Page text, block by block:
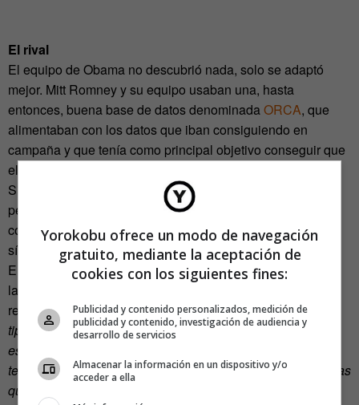
El rival
El equipo de Obama no descubrió nada, solo se adaptó
mejor. Mitt Romney y su equipo usaban una, hasta
entonces, buena base de datos denominadaORCA, que
alimentaban con los datos que iban consiguiendo en
campaña y que tenía como principal objetivo conseguir que
el día de las elecciones sus simpatizantes fueran a votar.
Sin embargo, no funcionó del todo y muchos datos se
perdieron. No era tan buena, ni tan actualizada, ni
conseguía encontrar las relaciones entre los activistas que
sí consiguió la herramienta de Obama.
El equipo del Presidente sí innovó: de las redes sociales a
la estrategia de datos. Como
respecto al cambio de herramientasonline:“En 2008, este
tipo de campaña usaba la mejor tecnología posible. Pero
estamos a años luz de donde estábamos en 2008. Hemos
tenido que reinventarnos y pensar en todas las herramientas
que estaban disponibles para nosotros -que proporcionan
Yorokobu ofrece un modo de navegación
gratuito, mediante la aceptación de
cookies con los siguientes fines:
Publicidad y contenido personalizados, medición de
publicidad y contenido, investigación de audiencia y
desarrollo de servicios
Almacenar la información en un dispositivo y/o
acceder a ella